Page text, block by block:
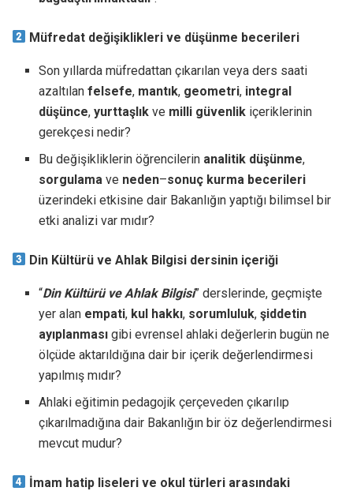
Müfredat değişiklikleri ve düşünme becerileri
Son yıllarda müfredattan çıkarılan veya ders saati
azaltılanfelsefe, mantık, geometri, integral
düşünce,yurttaşlık ve milli güvenlik içeriklerinin
gerekçesi nedir?
Bu değişikliklerin öğrencilerin analitik düşünme,
sorgulama ve neden–sonuç kurma becerileri
üzerindeki etkisine dair Bakanlığın yaptığı bilimsel bir
etki analizi var mıdır?
Din Kültürü ve Ahlak Bilgisi dersinin içeriği
“Din Kültürü ve Ahlak Bilgisi” derslerinde, geçmişte
yer alan empati, kul hakkı, sorumluluk,şiddetin
ayıplanmasıgibi evrensel ahlaki değerlerin bugün ne
ölçüde aktarıldığına dair bir içerik değerlendirmesi
yapılmış mıdır?
Ahlaki eğitimin pedagojik çerçeveden çıkarılıp
çıkarılmadığına dair Bakanlığın bir öz değerlendirmesi
mevcut mudur?
İmam hatip liseleri ve okul türleri arasındaki